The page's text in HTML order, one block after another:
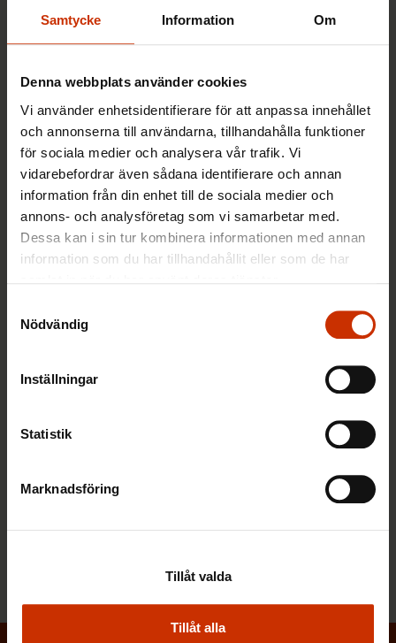
Samtycke Information Om
Denna webbplats använder cookies
Vi använder enhetsidentifierare för att anpassa innehållet
och annonserna till användarna, tillhandahålla funktioner
för sociala medier och analysera vår trafik. Vi
vidarebefordrar även sådana identifierare och annan
information från din enhet till de sociala medier och
annons- och analysföretag som vi samarbetar med.
Dessa kan i sin tur kombinera informationen med annan
information som du har tillhandahållit eller som de har
Nödvändig
Inställningar
Statistik
Marknadsföring
Tillåt alla
Tillåt valda
Gränsen för när bestämmelserna om
regelbundet sysselsätter minst 50 årsverken
omfattas.
Personalrepresentationen ska gälla företagets
centrala beslutande organ.
Företag som bryter mot bestämmelserna om
förvaltningsrepresentation ska kunna straffas.
Snabblänkar
Gå med i facket
Beställ vårt nyhetsbrev
Bekanta dig med arbetslivets spelregler.